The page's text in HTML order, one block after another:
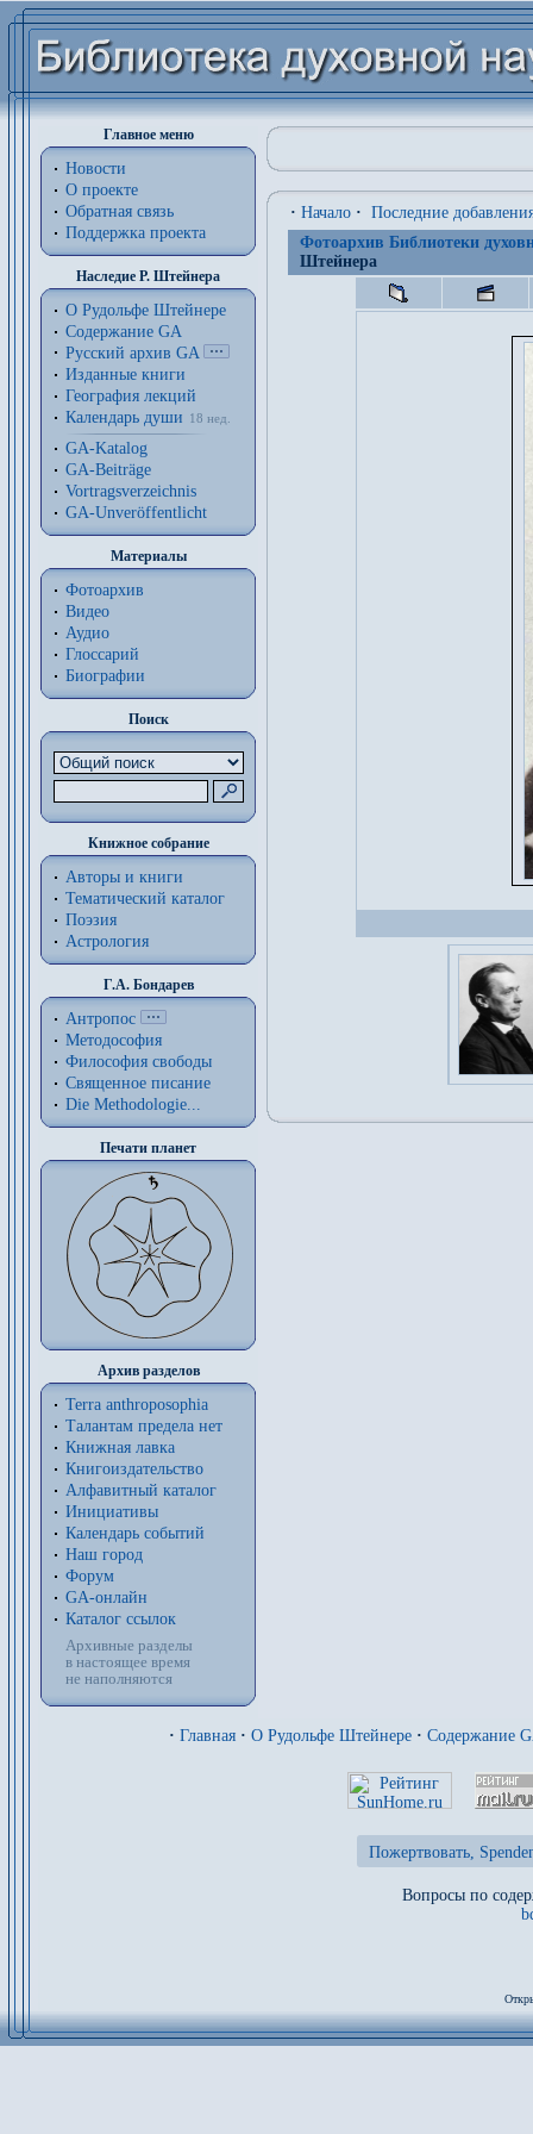
Главное меню
Новости
О проекте
Обратная связь
Поддержка проекта
Наследие Р. Штейнера
О Рудольфе Штейнере
Содержание GA
Русский архив GA
Изданные книги
География лекций
Календарь души
18 нед.
GA-Katalog
GA-Beiträge
Vortragsverzeichnis
GA-Unveröffentlicht
Материалы
Фотоархив
Видео
Аудио
Глоссарий
Биографии
Поиск
Книжное собрание
Авторы и книги
Тематический каталог
Поэзия
Астрология
Г.А. Бондарев
Антропос
Методософия
Философия cвободы
Священное писание
Die Methodologie...
Печати планет
Архив разделов
Terra anthroposophia
Талантам предела нет
Книжная лавка
Книгоиздательство
Алфавитный каталог
Инициативы
Календарь событий
Наш город
Форум
GA-онлайн
Каталог ссылок
Архивные разделы
в настоящее время
не наполняются
· Начало · Последние
Фотоархив Библиотеки
Штейнера
· Главная · О Рудольфе Штейнере · Содержание
Пожертвовать,
Вопросы по